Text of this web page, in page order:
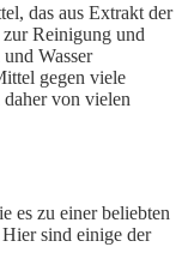
das aus Extrakt der
Reinigung und
Wasser
gegen viele
von vielen
es zu einer beliebten
sind einige der